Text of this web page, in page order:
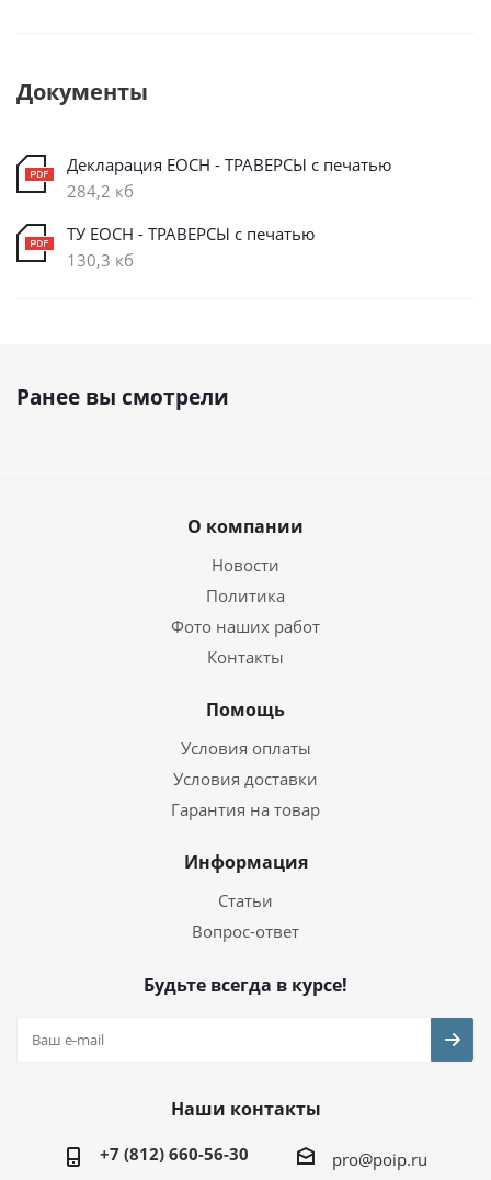
Документы
Декларация ЕОСН - ТРАВЕРСЫ с печатью
284,2 кб
ТУ ЕОСН - ТРАВЕРСЫ с печатью
130,3 кб
Ранее вы смотрели
О компании
Новости
Политика
Фото наших работ
Контакты
Помощь
Условия оплаты
Условия доставки
Гарантия на товар
Информация
Статьи
Вопрос-ответ
Будьте всегда в курсе!
Наши контакты
+7 (812) 660-56-30 pro@poip.ru